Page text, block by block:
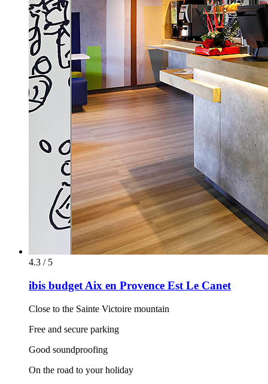
4.3 / 5
ibis budget Aix en Provence Est Le Canet
Close to the Sainte Victoire mountain
Free and secure parking
Good soundproofing
On the road to your holiday